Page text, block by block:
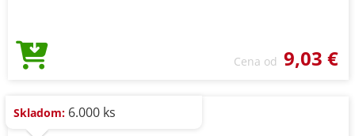
Cena od 9,03 €
Skladom: 6.000 ks